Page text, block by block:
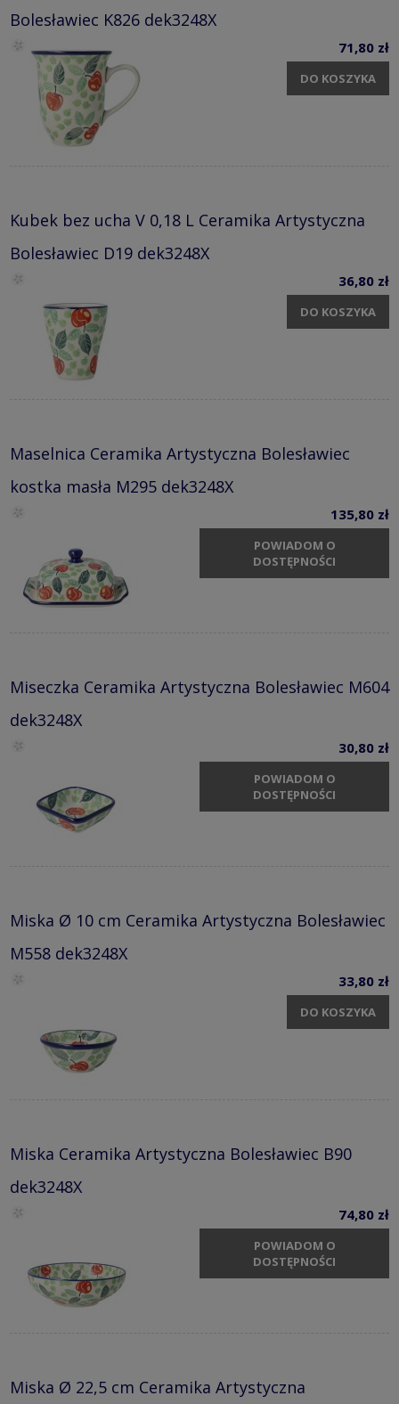
Bolesławiec K826 dek3248X
71,80 zł
DO KOSZYKA
Kubek bez ucha V 0,18 L Ceramika Artystyczna
Bolesławiec D19 dek3248X
36,80 zł
DO KOSZYKA
Maselnica Ceramika Artystyczna Bolesławiec
kostka masła M295 dek3248X
135,80 zł
POWIADOM O
DOSTĘPNOŚCI
Miseczka Ceramika Artystyczna Bolesławiec M604
dek3248X
30,80 zł
POWIADOM O
DOSTĘPNOŚCI
Miska Ø 10 cm Ceramika Artystyczna Bolesławiec
M558 dek3248X
33,80 zł
DO KOSZYKA
Miska Ceramika Artystyczna Bolesławiec B90
dek3248X
74,80 zł
POWIADOM O
DOSTĘPNOŚCI
Miska Ø 22,5 cm Ceramika Artystyczna